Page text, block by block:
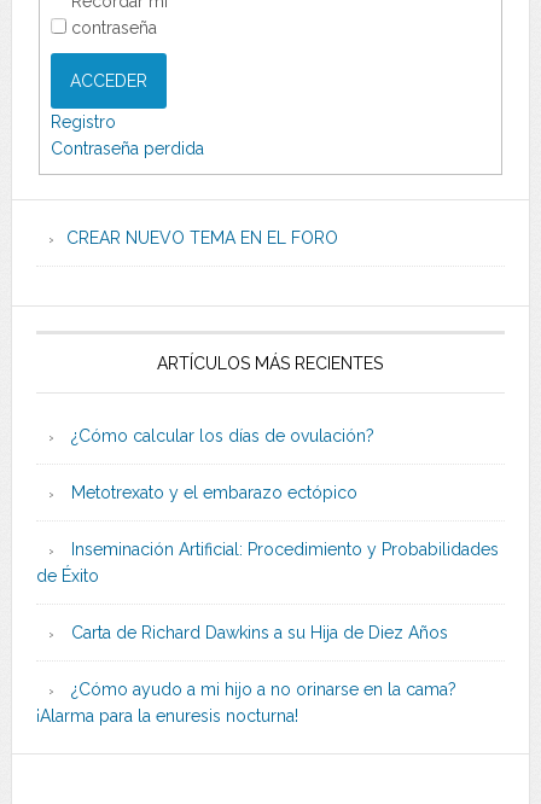
contraseña
ACCEDER
Registro
Contraseña perdida
CREAR NUEVO TEMA EN EL FORO
ARTÍCULOS MÁS RECIENTES
¿Cómo calcular los días de ovulación?
Metotrexato y el embarazo ectópico
Inseminación Artificial: Procedimiento y Probabilidades
de Éxito
Carta de Richard Dawkins a su Hija de Diez Años
¿Cómo ayudo a mi hijo a no orinarse en la cama?
¡Alarma para la enuresis nocturna!